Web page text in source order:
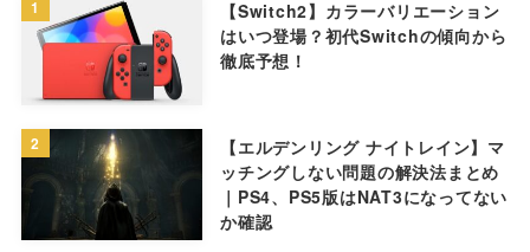
1
【Switch2】カラーバリエーション
はいつ登場？初代Switchの傾向から
徹底予想！
2
【エルデンリング ナイトレイン】マ
ッチングしない問題の解決法まとめ
｜PS4、PS5版はNAT3になってない
か確認